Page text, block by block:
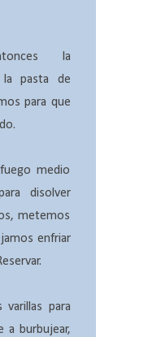
la
la pasta de
para que
medio
disolver
metemos
enfriar
para
a burbujear,